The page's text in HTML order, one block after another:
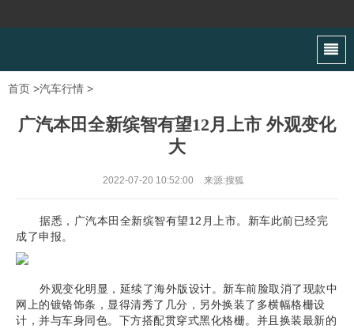
首页 >汽车行情 >
广汽本田全新缤智有望12月上市 外观变化
大
2022-07-20 10:52:00 来源:搜狐
据悉，广汽本田全新缤智有望12月上市。新车此前已经完
成了申报。
外观变化明显，延续了海外版设计。新车前脸取消了现款中
网上的镀铬饰条，显得清秀了几分，另外换装了多横幅格栅设
计，并与车身同色。下方搭配贯穿式黑化格栅。并且换装最新的